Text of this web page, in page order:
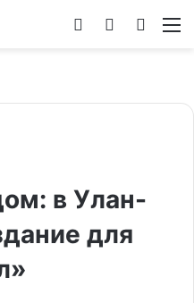
Switch
Войти
в Улан-
для